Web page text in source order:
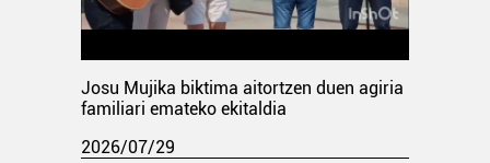
Josu Mujika biktima aitortzen duen agiria
familiari emateko ekitaldia
2026/07/29